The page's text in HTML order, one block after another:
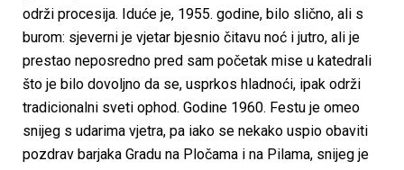
održi procesija. Iduće je, 1955. godine, bilo slično, ali s
burom: sjeverni je vjetar bjesnio čitavu noć i jutro, ali je
prestao neposredno pred sam početak mise u katedrali
što je bilo dovoljno da se, usprkos hladnoći, ipak održi
tradicionalni sveti ophod. Godine 1960. Festu je omeo
snijeg s udarima vjetra, pa iako se nekako uspio obaviti
pozdrav barjaka Gradu na Pločama i na Pilama, snijeg je